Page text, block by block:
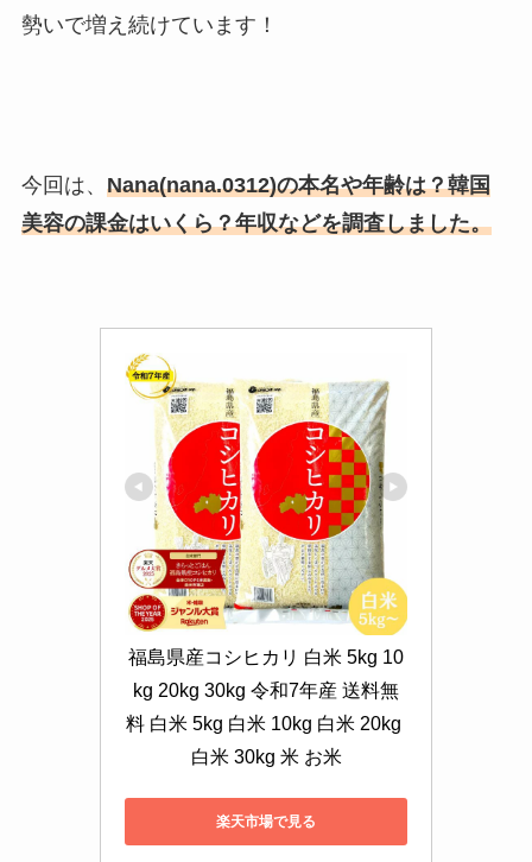
勢いで増え続けています！
今回は、 Nana(nana.0312)の本名や年齢は？韓国
美容の課金はいくら？年収などを調査しました。
福島県産コシヒカリ 白米 5kg 10
kg 20kg 30kg 令和7年産 送料無
料 白米 5kg 白米 10kg 白米 20kg
白米 30kg 米 お米
楽天市場で見る